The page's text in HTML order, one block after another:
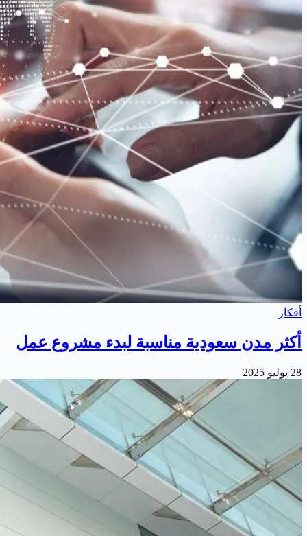
أفكار
أكثر مدن سعودية مناسبة لبدء مشروع عمل
28 يوليو 2025